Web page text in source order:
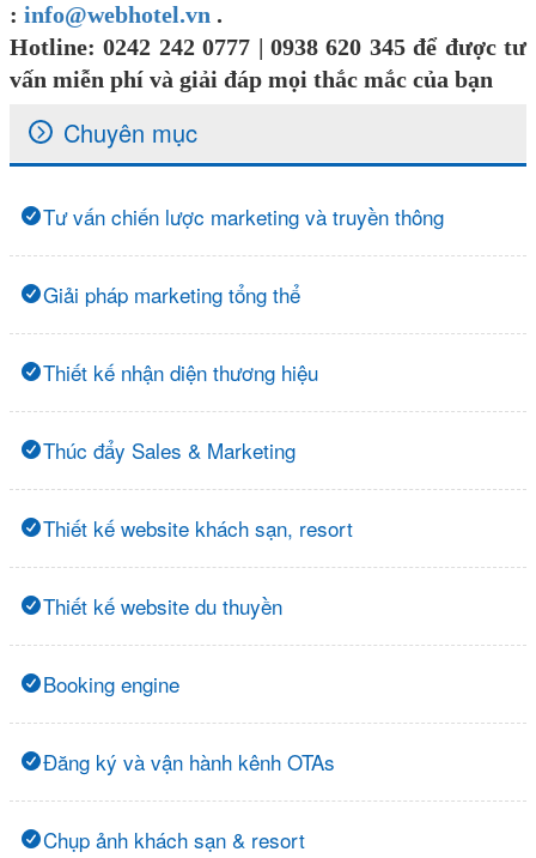
: info@webhotel.vn .
Hotline: 0242 242 0777 | 0938 620 345 để được tư
vấn miễn phí và giải đáp mọi thắc mắc của bạn
Chuyên mục
Tư vấn chiến lược marketing và truyền thông
Giải pháp marketing tổng thể
Thiết kế nhận diện thương hiệu
Thúc đẩy Sales & Marketing
Thiết kế website khách sạn, resort
Thiết kế website du thuyền
Booking engine
Đăng ký và vận hành kênh OTAs
Chụp ảnh khách sạn & resort